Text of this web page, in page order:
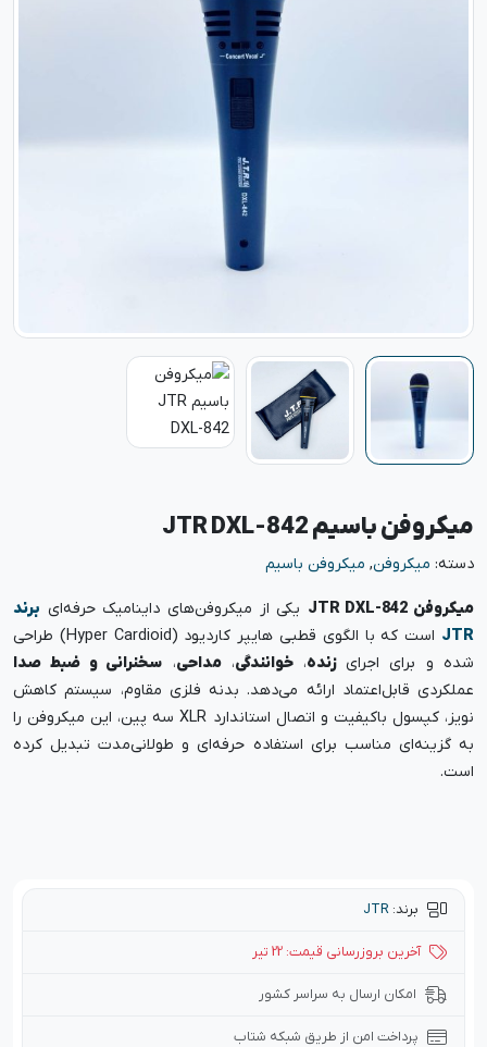
میکروفن باسیم JTR DXL-842
دسته: میکروفن, میکروفن باسیم
میکروفن JTR DXL-842 یکی از میکروفن‌های داینامیک حرفه‌ای برند
JTR
است که با الگوی قطبی هایپر کاردیود (Hyper Cardioid) طراحی
شده و برای اجرای زنده، خوانندگی،مداحی، سخنرانی و ضبط صدا
عملکردی قابل‌اعتماد ارائه می‌دهد. بدنه فلزی مقاوم، سیستم کاهش
نویز، کپسول باکیفیت و اتصال استاندارد XLR سه پین، این میکروفن را
به گزینه‌ای مناسب برای استفاده حرفه‌ای و طولانی‌مدت تبدیل کرده
است.
برند: JTR
آخرین بروزرسانی قیمت: 22 تیر
امکان ارسال به سراسر کشور
پرداخت امن از طریق شبکه شتاب